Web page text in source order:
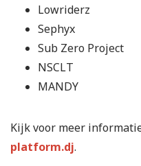
Lowriderz
Sephyx
Sub Zero Project
NSCLT
MANDY
Kijk voor meer
platform.dj.